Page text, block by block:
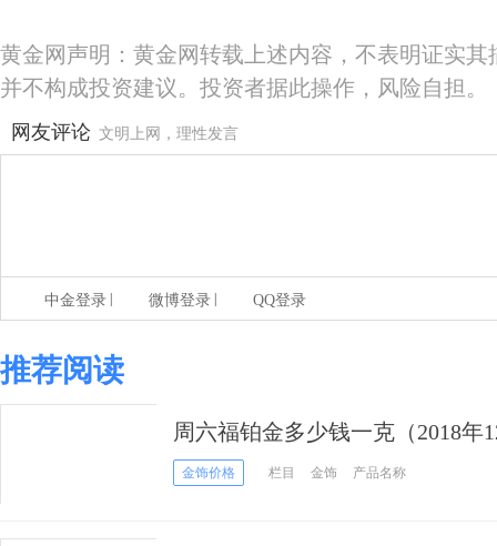
黄金网声明：黄金网转载上述内容，不表明证实
并不构成投资建议。投资者据此操作，风险自担。
网友评论 文明上网，理性发言
中金登录 微博登录 QQ登录
推荐阅读
周六福铂金多少钱一克（2018年
金饰价格 栏目 金饰 产品名称